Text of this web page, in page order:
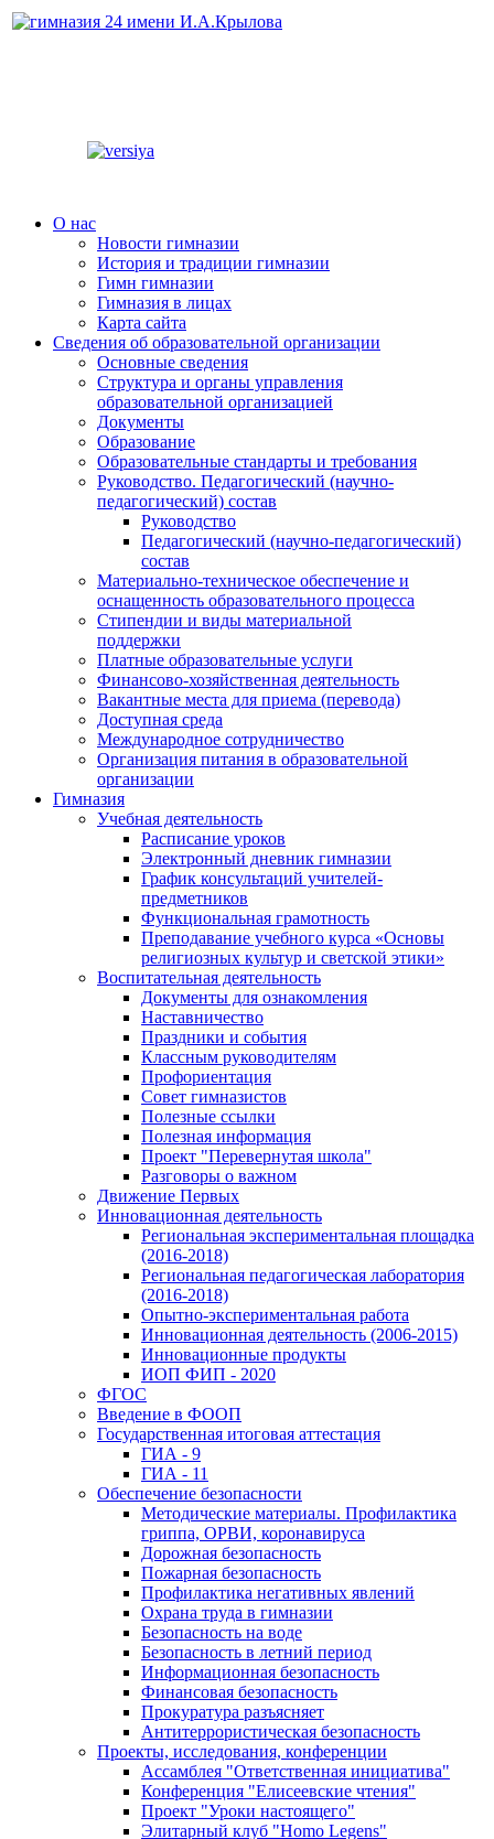
О нас
Новости гимназии
История и традиции гимназии
Гимн гимназии
Гимназия в лицах
Карта сайта
Сведения об образовательной организации
Основные сведения
Структура и органы управления
образовательной организацией
Документы
Образование
Образовательные стандарты и требования
Руководство. Педагогический (научно-
педагогический) состав
Руководство
Педагогический (научно-педагогический)
состав
Материально-техническое обеспечение и
оснащенность образовательного процесса
Стипендии и виды материальной
поддержки
Платные образовательные услуги
Финансово-хозяйственная деятельность
Вакантные места для приема (перевода)
Доступная среда
Международное сотрудничество
Организация питания в образовательной
организации
Гимназия
Учебная деятельность
Расписание уроков
Электронный дневник гимназии
График консультаций учителей-
предметников
Функциональная грамотность
Преподавание учебного курса «Основы
религиозных культур и светской этики»
Воспитательная деятельность
Документы для ознакомления
Наставничество
Праздники и события
Классным руководителям
Профориентация
Совет гимназистов
Полезные ссылки
Полезная информация
Проект "Перевернутая школа"
Разговоры о важном
Движение Первых
Инновационная деятельность
Региональная экспериментальная площадка
(2016-2018)
Региональная педагогическая лаборатория
(2016-2018)
Опытно-экспериментальная работа
Инновационная деятельность (2006-2015)
Инновационные продукты
ИОП ФИП - 2020
ФГОС
Введение в ФООП
Государственная итоговая аттестация
ГИА - 9
ГИА - 11
Обеспечение безопасности
Методические материалы. Профилактика
гриппа, ОРВИ, коронавируса
Дорожная безопасность
Пожарная безопасность
Профилактика негативных явлений
Охрана труда в гимназии
Безопасность на воде
Безопасность в летний период
Информационная безопасность
Финансовая безопасность
Прокуратура разъясняет
Антитеррористическая безопасность
Проекты, исследования, конференции
Ассамблея "Ответственная инициатива"
Конференция "Елисеевские чтения"
Проект "Уроки настоящего"
Элитарный клуб "Homo Legens"